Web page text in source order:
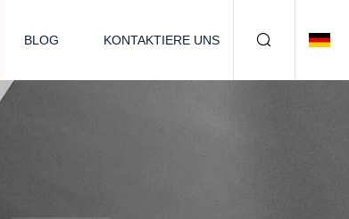
BLOG KONTAKTIERE UNS